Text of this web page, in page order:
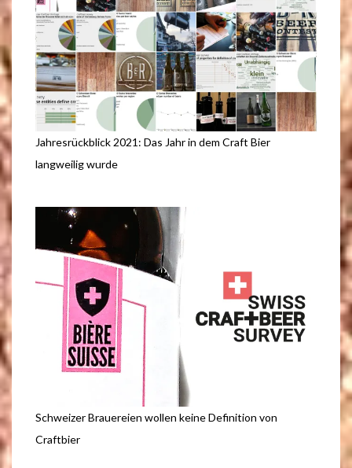
Jahresrückblick 2021: Das Jahr in dem Craft Bier
langweilig wurde
Schweizer Brauereien wollen keine Definition von
Craftbier